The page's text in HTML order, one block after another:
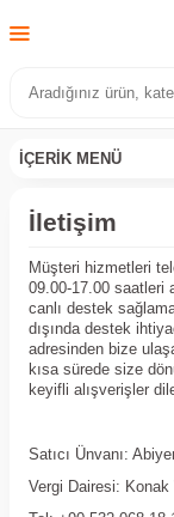
İÇERIK MENÜ
İletişim
Müşteri hizmetleri
09.00-17.00 saatleri
canlı destek
dışında destek
adresinden bize
kısa sürede size
keyifli alışverişler
Satıcı Ünvanı:
Vergi Dairesi: Konak